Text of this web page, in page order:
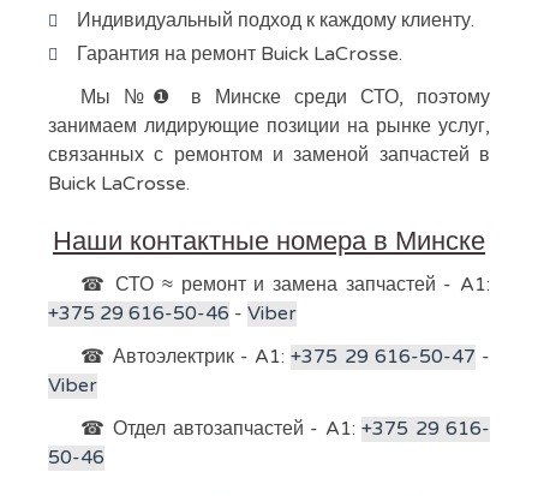
Индивидуальный подход к каждому клиенту.
Гарантия на ремонт Buick LaCrosse.
Мы №❶ в Минске среди СТО, поэтому
занимаем лидирующие позиции на рынке услуг,
связанных с ремонтом и заменой запчастей в
Buick LaCrosse.
Наши контактные номера в Минске
☎ СТО ≈ ремонт и замена запчастей - A1:
+375 29 616-50-46 - Viber
☎ Автоэлектрик - A1:+375 29 616-50-47 -
Viber
☎ Отдел автозапчастей - A1:+375 29 616-
50-46